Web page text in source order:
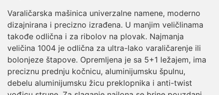
Varaličarska mašinica univerzalne namene, moderno
dizajnirana i precizno izrađena. U manjim veličlinama
takođe odlična i za ribolov na plovak. Najmanja
veličina 1004 je odlična za ultra-lako varaličarenje ili
bolonjeze štapove. Opremljena je sa 5+1 ležajem, ima
preciznu prednju kočnicu, aluminijumsku špulnu,
debelu aluminijumsku žicu preklopnika i anti-twist